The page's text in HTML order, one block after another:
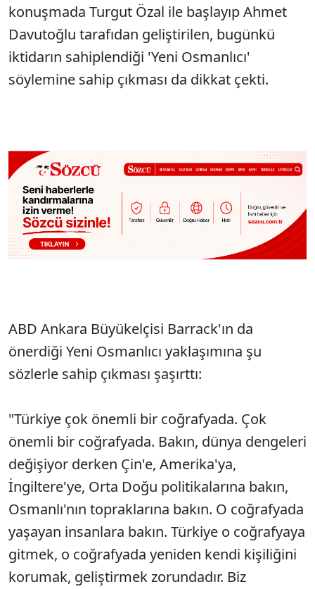
konuşmada Turgut Özal ile başlayıp Ahmet
Davutoğlu tarafıdan geliştirilen, bugünkü
iktidarın sahiplendiği 'Yeni Osmanlıcı'
söylemine sahip çıkması da dikkat çekti.
ABD Ankara Büyükelçisi Barrack'ın da
önerdiği Yeni Osmanlıcı yaklaşımına şu
sözlerle sahip çıkması şaşırttı:
"Türkiye çok önemli bir coğrafyada. Çok
önemli bir coğrafyada. Bakın, dünya dengeleri
değişiyor derken Çin'e, Amerika'ya,
İngiltere'ye, Orta Doğu politikalarına bakın,
Osmanlı'nın topraklarına bakın. O coğrafyada
yaşayan insanlara bakın. Türkiye o coğrafyaya
gitmek, o coğrafyada yeniden kendi kişiliğini
korumak, geliştirmek zorundadır. Biz